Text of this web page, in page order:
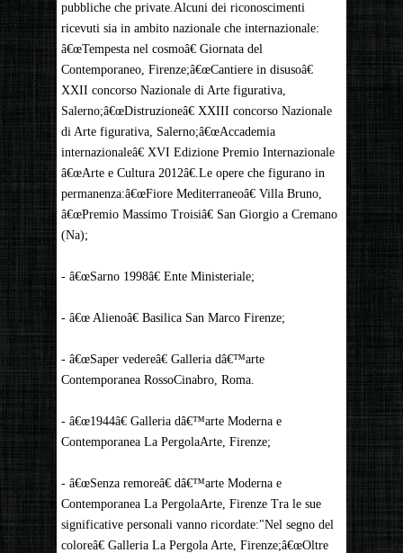
pubbliche che private.Alcuni dei riconoscimenti
ricevuti sia in ambito nazionale che internazionale:
â€œTempesta nel cosmoâ€ Giornata del
Contemporaneo, Firenze;â€œCantiere in disusoâ€
XXII concorso Nazionale di Arte figurativa,
Salerno;â€œDistruzioneâ€ XXIII concorso Nazionale
di Arte figurativa, Salerno;â€œAccademia
internazionaleâ€ XVI Edizione Premio Internazionale
â€œArte e Cultura 2012â€.Le opere che figurano in
permanenza:â€œFiore Mediterraneoâ€ Villa Bruno,
â€œPremio Massimo Troisiâ€ San Giorgio a Cremano
(Na);
- â€œSarno 1998â€ Ente Ministeriale;
- â€œ Alienoâ€ Basilica San Marco Firenze;
- â€œSaper vedereâ€ Galleria dâ€™arte
Contemporanea RossoCinabro, Roma.
- â€œ1944â€ Galleria dâ€™arte Moderna e
Contemporanea La PergolaArte, Firenze;
- â€œSenza remoreâ€ dâ€™arte Moderna e
Contemporanea La PergolaArte, Firenze Tra le sue
significative personali vanno ricordate:"Nel segno del
coloreâ€ Galleria La Pergola Arte, Firenze;â€œOltre